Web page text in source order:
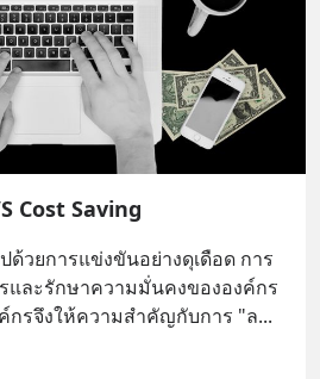
Cost Saving
ด้วยการแข่งขันอย่างดุเดือด การ
และรักษาความมั่นคงขององค์กร
กรจึงให้ความสำคัญกับการ "ล...